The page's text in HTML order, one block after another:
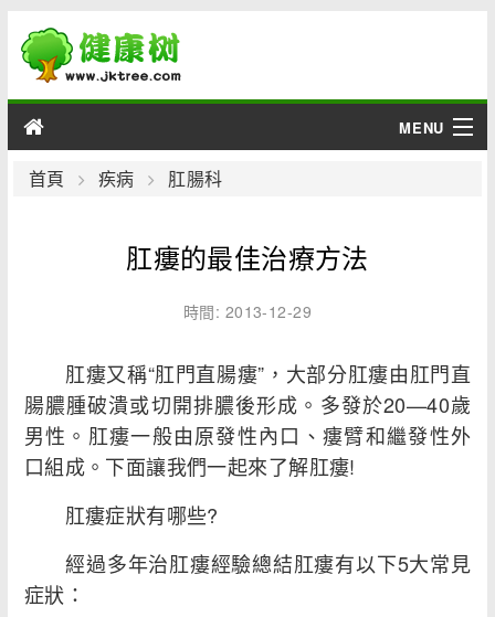
MENU
男性
綜合
疾病
首頁 疾病 肛腸科
肛瘻的最佳治療方法
時間: 2013-12-29
肛瘻又稱“肛門直腸瘻”，大部分肛瘻由肛門直
腸膿腫破潰或切開排膿後形成。多發於20—40歲
男性。肛瘻一般由原發性內口、瘻臂和繼發性外
口組成。下面讓我們一起來了解肛瘻!
肛瘻症狀有哪些?
經過多年治肛瘻經驗總結肛瘻有以下5大常見
症狀：